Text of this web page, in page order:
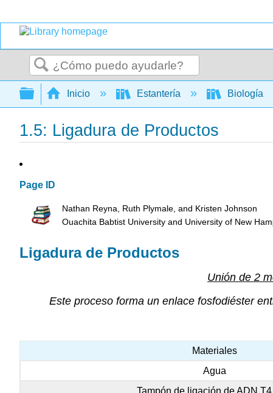
Buscar
Expandir/contraer jerarquía global
Inicio Estantería Biología
1.5: Ligadura de Productos
Page ID
Nathan Reyna, Ruth Plymale, and Kristen Johnson
Ouachita Babtist University and University of New
Ligadura de Productos
Unión de 2
Este proceso forma un enlace fosfodiéster
Materiales
Agua
Tampón de ligación de ADN